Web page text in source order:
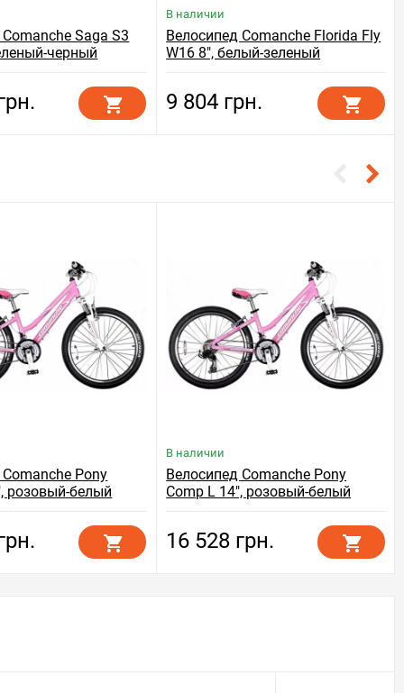
Saga S3
черный
В наличии
Велосипед Comanche Florida Fly
W16 8", белый-зеленый
9 804 грн.
Pony
розовый-белый
В наличии
Велосипед Comanche Pony
Comp L 14", розовый-белый
16 528 грн.